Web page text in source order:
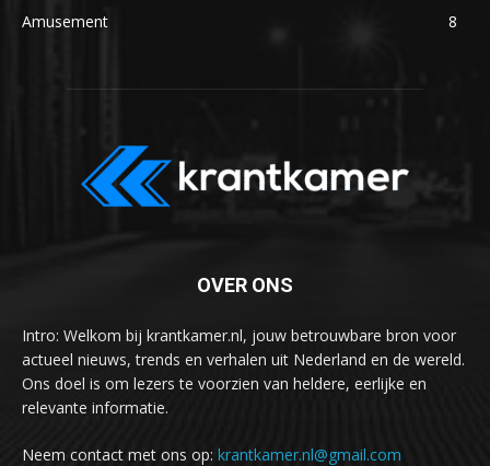
Amusement
8
OVER ONS
Intro: Welkom bij krantkamer.nl, jouw betrouwbare bron voor
actueel nieuws, trends en verhalen uit Nederland en de wereld.
Ons doel is om lezers te voorzien van heldere, eerlijke en
relevante informatie.
Neem contact met ons op: krantkamer.nl@gmail.com